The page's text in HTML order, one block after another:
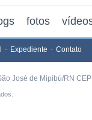
fotos
Expediente Contato
José de Mipibú/RN